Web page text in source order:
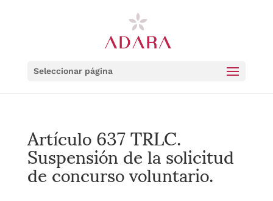
Seleccionar página
Artículo 637 TRLC.
Suspensión de la solicitud
de concurso voluntario.